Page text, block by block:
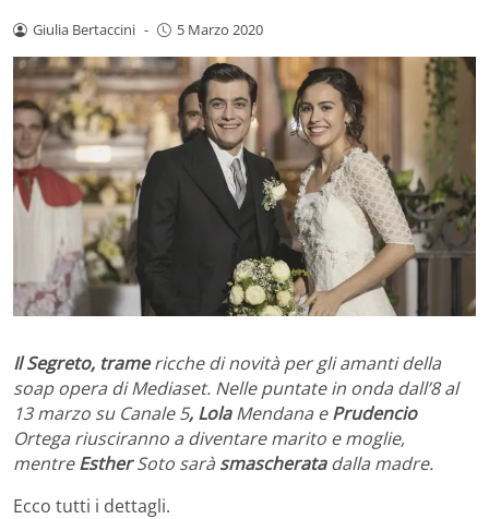
Giulia Bertaccini - 5 Marzo 2020
Il Segreto, tramericche di novità per gli amanti della
soap opera di Mediaset. Nelle puntate in onda dall’8 al
13 marzo su Canale 5, LolaMendana ePrudencio
Ortega riusciranno a diventare marito e moglie,
mentreEstherSoto sarà smascheratadalla madre.
Ecco tutti i dettagli.